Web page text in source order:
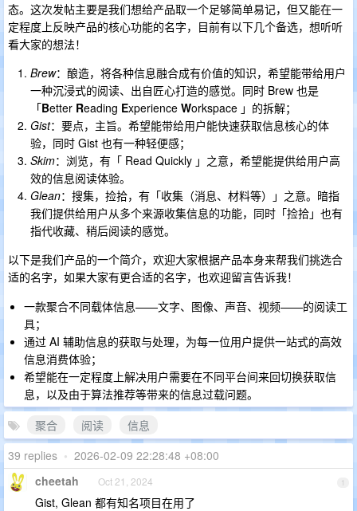
态。这次发帖主要是我们想给产品取一个足够简单易记，但又能在一
定程度上反映产品的核心功能的名字，目前有以下几个备选，想听听
看大家的想法！
Brew：酿造，将各种信息融合成有价值的知识，希望能带给用户
一种沉浸式的阅读、出自匠心打造的感觉。同时 Brew 也是
「Better Reading Experience Workspace 」的拆解；
Gist：要点，主旨。希望能带给用户能快速获取信息核心的体
验，同时 Gist 也有一种轻便感；
Skim：浏览，有「 Read Quickly 」之意，希望能提供给用户高
效的信息阅读体验。
Glean：搜集，捡拾，有「收集（消息、材料等）」之意。暗指
我们提供给用户从多个来源收集信息的功能，同时「捡拾」也有
指代收藏、稍后阅读的感觉。
以下是我们产品的一个简介，欢迎大家根据产品本身来帮我们挑选合
适的名字，如果大家有更合适的名字，也欢迎留言告诉我！
一款聚合不同载体信息——文字、图像、声音、视频——的阅读工
具；
通过 AI 辅助信息的获取与处理，为每一位用户提供一站式的高效
信息消费体验；
希望能在一定程度上解决用户需要在不同平台间来回切换获取信
息，以及由于算法推荐等带来的信息过载问题。
聚合
阅读
信息
39 replies • 2026-02-09 22:28:48 +08:00
1
cheetah Oct 21, 2024
Gist, Glean 都有知名项目在用了